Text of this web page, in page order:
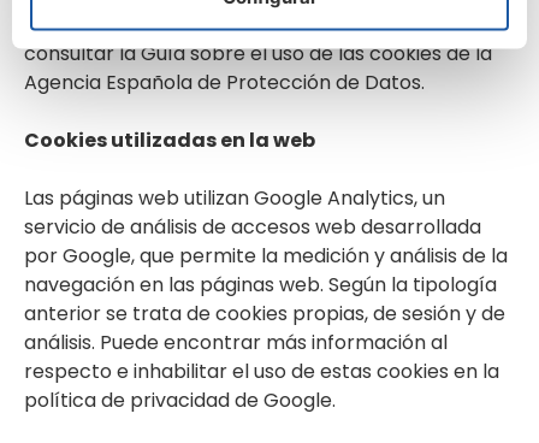
Para más información a este respecto puede
consultar la Guía sobre el uso de las cookies de la
Agencia Española de Protección de Datos.
Cookies utilizadas en la web
Las páginas web utilizan Google Analytics, un
servicio de análisis de accesos web desarrollada
por Google, que permite la medición y análisis de la
navegación en las páginas web. Según la tipología
anterior se trata de cookies propias, de sesión y de
análisis. Puede encontrar más información al
respecto e inhabilitar el uso de estas cookies en la
política de privacidad de Google.